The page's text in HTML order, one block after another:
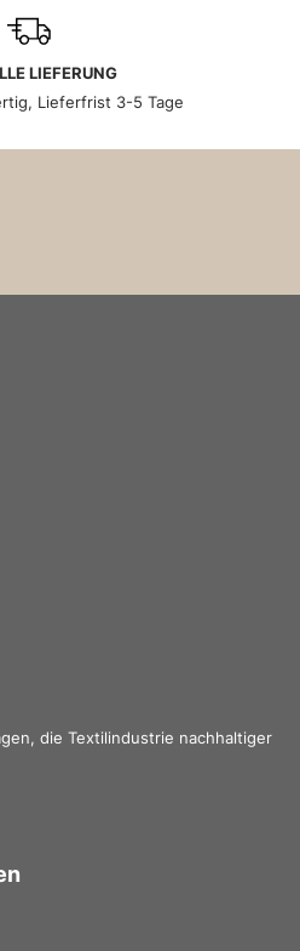
LIEFERUNG
Lieferfrist 3-5 Tage
die Textilindustrie nachhaltiger